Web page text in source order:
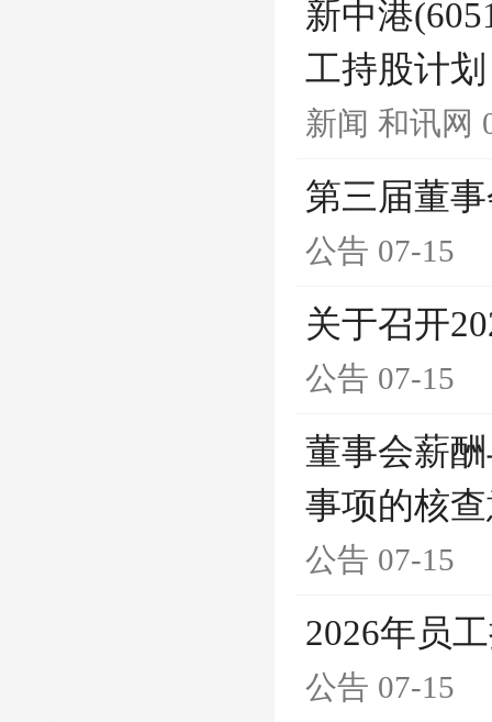
新中港
工持股计划
新闻 和讯网
第三届董
公告 07-15
关于召开
公告 07-15
董事会薪
事项的核
公告 07-15
2026年员
公告 07-15